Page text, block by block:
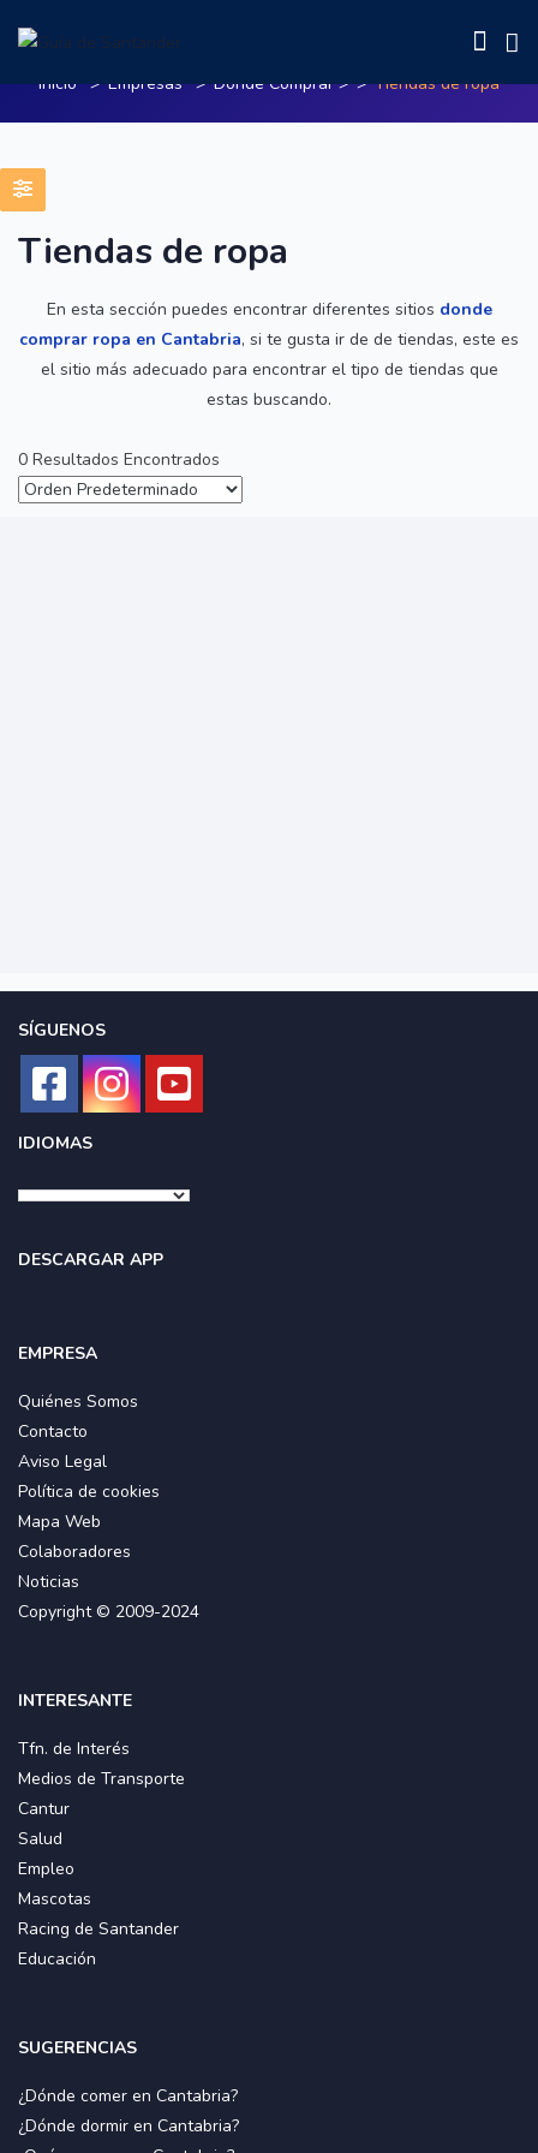
Tiendas de ropa
Inicio Empresas Donde Comprar > Tiendas de ropa
Tiendas de ropa
En esta sección puedes encontrar diferentes sitios donde
comprar ropa en Cantabria, si te gusta ir de de tiendas, este es
el sitio más adecuado para encontrar el tipo de tiendas que
estas buscando.
0 Resultados Encontrados
SÍGUENOS
IDIOMAS
DESCARGAR APP
EMPRESA
Quiénes Somos
Contacto
Aviso Legal
Política de cookies
Mapa Web
Colaboradores
Noticias
Copyright © 2009-2024
INTERESANTE
Tfn. de Interés
Medios de Transporte
Cantur
Salud
Empleo
Mascotas
Racing de Santander
Educación
SUGERENCIAS
¿Dónde comer en Cantabria?
¿Dónde dormir en Cantabria?